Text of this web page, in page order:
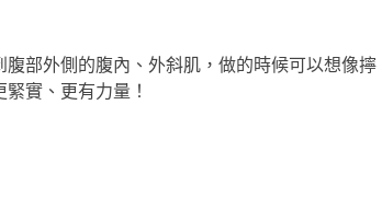
腹部外側的腹內、外斜肌，做的時候可以想像擰
實、更有力量！